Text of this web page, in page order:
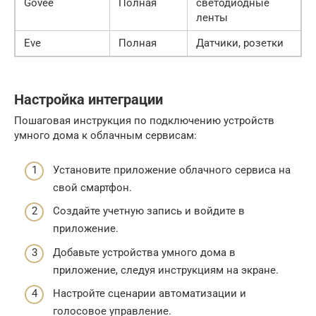
Govee Полная
светодиодные
ленты
Eve
Полная Датчики, розетки
Настройка интеграции
Пошаговая инструкция по подключению устройств
умного дома к облачным сервисам:
Установите приложение облачного сервиса на
свой смартфон.
Создайте учетную запись и войдите в
приложение.
Добавьте устройства умного дома в
приложение, следуя инструкциям на экране.
Настройте сценарии автоматизации и
голосовое управление.